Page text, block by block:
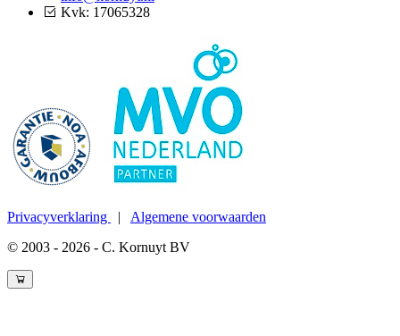
Kvk: 17065328
Privacyverklaring | Algemene voorwaarden
© 2003 - 2026 - C. Kornuyt BV